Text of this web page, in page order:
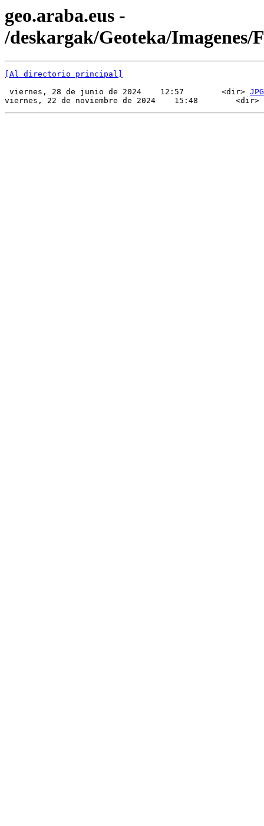
geo.araba.eus -
/deskargak/Geoteka/Imagenes/
[Al directorio principal]
viernes, 28 de junio de 2024    12:57        <dir> JPG
viernes, 22 de noviembre de 2024    15:48        <dir>